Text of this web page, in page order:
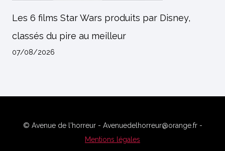
Les 6 films Star Wars produits par Disney,
classés du pire au meilleur
07/08/2026
© Avenue de l'horreur - Avenuedelhorreur@orange.fr -
Mentions légales